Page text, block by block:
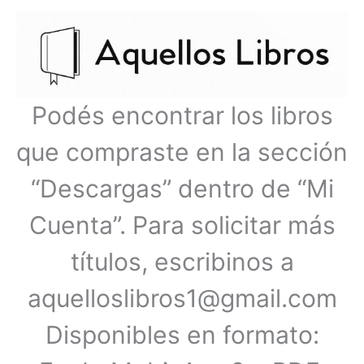
Podés encontrar los libros
que compraste en la sección
“Descargas” dentro de “Mi
Cuenta”. Para solicitar más
títulos, escribinos a
aquelloslibros1@gmail.com
Disponibles en formato:
principal